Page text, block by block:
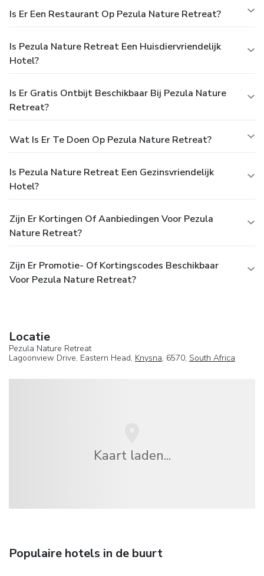
Is Er Een Restaurant Op Pezula Nature Retreat?
Is Pezula Nature Retreat Een Huisdiervriendelijk
Hotel?
Is Er Gratis Ontbijt Beschikbaar Bij Pezula Nature
Retreat?
Wat Is Er Te Doen Op Pezula Nature Retreat?
Is Pezula Nature Retreat Een Gezinsvriendelijk
Hotel?
Zijn Er Kortingen Of Aanbiedingen Voor Pezula
Nature Retreat?
Zijn Er Promotie- Of Kortingscodes Beschikbaar
Voor Pezula Nature Retreat?
Locatie
Pezula Nature Retreat
Lagoonview Drive, Eastern Head, Knysna, 6570, South Africa
Kaart laden...
Populaire hotels in de buurt